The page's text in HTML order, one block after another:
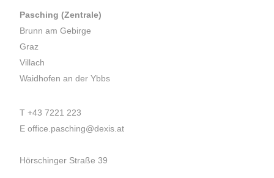
Pasching (Zentrale)
Brunn am Gebirge
Graz
Villach
Waidhofen an der Ybbs
T +43 7221 223
E office.pasching@dexis.at
Hörschinger Straße 39